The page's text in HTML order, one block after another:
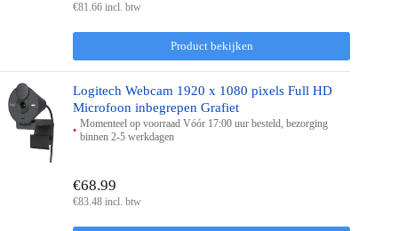
Product bekijken
€81.66 incl. btw
Logitech Webcam 1920 x 1080 pixels Full HD
Microfoon inbegrepen Grafiet
Momenteel op voorraad Vóór 17:00 uur besteld, bezorging
binnen 2-5 werkdagen
€68.99
€83.48 incl. btw